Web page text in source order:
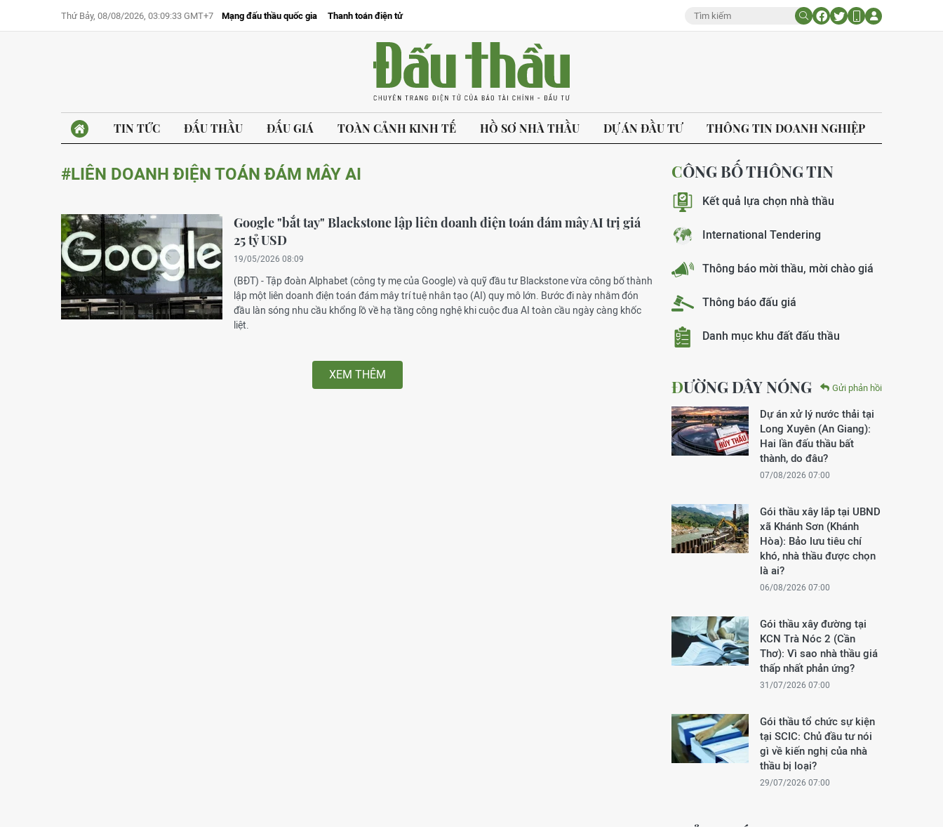
Thứ Bảy, 08/08/2026, 03:09:33 GMT+7 Mạng đấu thầu quốc gia Thanh toán điện tử
TIN TỨC ĐẤU THẦU ĐẤU GIÁ TOÀN CẢNH KINH TẾ HỒ SƠ NHÀ THẦU DỰ ÁN ĐẦU TƯ THÔNG TIN DOANH NGHIỆP
#LIÊN DOANH ĐIỆN TOÁN ĐÁM MÂY AI
Google "bắt tay" Blackstone lập liên doanh điện toán đám mây AI trị giá
25 tỷ USD
19/05/2026 08:09
(BĐT) - Tập đoàn Alphabet (công ty mẹ của Google) và quỹ đầu tư Blackstone vừa công bố thành
lập một liên doanh điện toán đám mây trí tuệ nhân tạo (AI) quy mô lớn. Bước đi này nhằm đón
đầu làn sóng nhu cầu khổng lồ về hạ tầng công nghệ khi cuộc đua AI toàn cầu ngày càng khốc
liệt.
XEM THÊM
CÔNG BỐ THÔNG TIN
Kết quả lựa chọn nhà thầu
International Tendering
Thông báo mời thầu, mời chào giá
Thông báo đấu giá
Danh mục khu đất đấu thầu
ĐƯỜNG DÂY NÓNG Gửi phản hồi
Dự án xử lý nước thải tại
Long Xuyên (An Giang):
Hai lần đấu thầu bất
thành, do đâu?
07/08/2026 07:00
Gói thầu xây lắp tại UBND
xã Khánh Sơn (Khánh
Hòa): Bảo lưu tiêu chí
khó, nhà thầu được chọn
là ai?
06/08/2026 07:00
Gói thầu xây đường tại
KCN Trà Nóc 2 (Cần
Thơ): Vì sao nhà thầu giá
thấp nhất phản ứng?
31/07/2026 07:00
Gói thầu tổ chức sự kiện
tại SCIC: Chủ đầu tư nói
gì về kiến nghị của nhà
thầu bị loại?
29/07/2026 07:00